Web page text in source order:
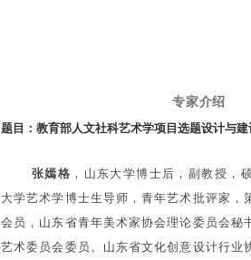
专家介绍
题目： 教育部人文社科艺术学项目选题设计与建
张嫣格 ，山东大学博士后，副教授，
大学艺术学博士生导师，青年艺术批评家，
会员，山东省青年美术家协会理论委员会秘
艺术委员会委员。山东省文化创意设计行业